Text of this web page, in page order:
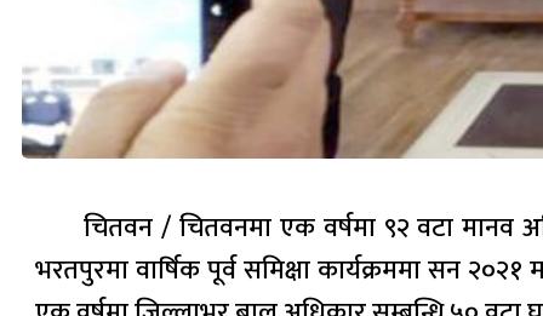
चितवन / चितवनमा एक वर्षमा ९२ वटा
भरतपुरमा वार्षिक पूर्व समिक्षा कार्यक्रममा सन